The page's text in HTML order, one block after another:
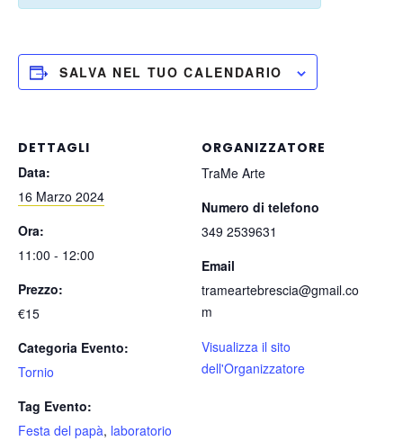
SALVA NEL TUO CALENDARIO
DETTAGLI
Data:
16 Marzo 2024
Ora:
11:00 - 12:00
Prezzo:
€15
Categoria Evento:
Tornio
Tag Evento:
Festa del papà, laboratorio
ORGANIZZATORE
TraMe Arte
Numero di telefono
349 2539631
Email
trameartebrescia@gmail.co
m
Visualizza il sito
dell'Organizzatore